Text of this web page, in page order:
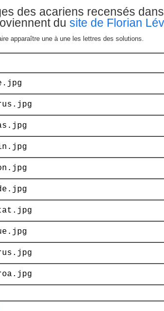
des acariens recensés
du site de Florian
apparaître une à une les lettres des solutions.